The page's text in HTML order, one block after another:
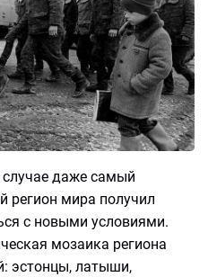
случае даже самый
регион мира получил
с новыми условиями.
мозаика региона
эстонцы, латыши,